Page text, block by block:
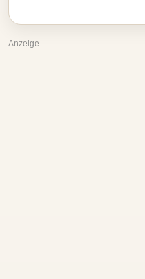
Anzeige